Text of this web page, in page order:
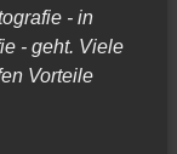
- in
- geht. Viele
Vorteile